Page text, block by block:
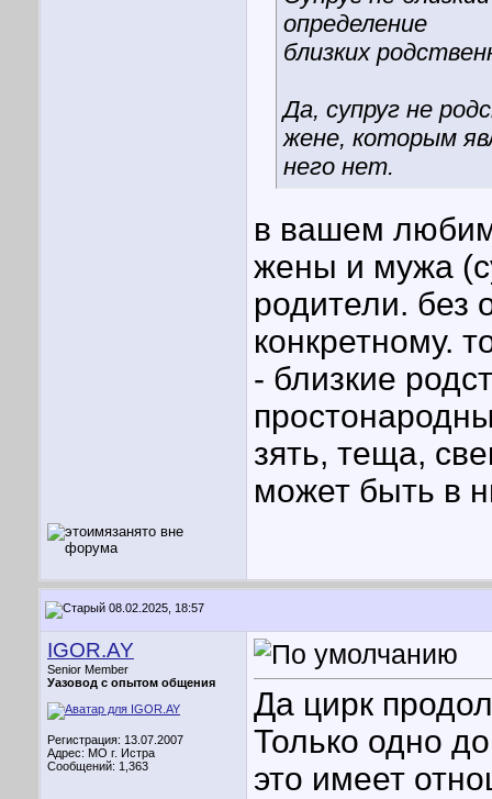
определение
близких
Да, супруг не
жене, которым
него нет.
в вашем
жены и мужа
родители. без
конкретному.
- близкие
зять, теща,
может быть в
08.02.2025, 18:57
IGOR.AY
Senior Member
Уазовод с опытом общения
Регистрация: 13.07.2007
Адрес: МО г. Истра
Сообщений: 1,363
Да цирк
Только одно
это имеет